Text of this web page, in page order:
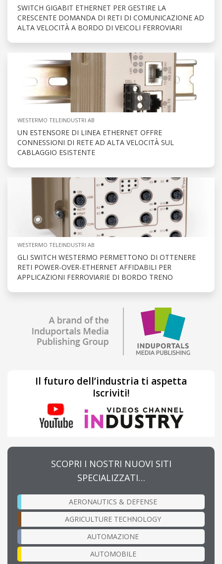
SWITCH GIGABIT ETHERNET PER GESTIRE LA
CRESCENTE DOMANDA DI RETI DI COMUNICAZIONE AD
ALTA VELOCITÀ A BORDO DI VEICOLI FERROVIARI
WESTERMO TELEINDUSTRI AB
UN ESTENSORE DI LINEA ETHERNET OFFRE
CONNESSIONI DI RETE AD ALTA VELOCITÀ SUL
CABLAGGIO ESISTENTE
WESTERMO TELEINDUSTRI AB
GLI SWITCH WESTERMO PERMETTONO DI OTTENERE
RETI POWER-OVER-ETHERNET AFFIDABILI PER
APPLICAZIONI FERROVIARIE DI BORDO TRENO
Il futuro dell’industria ti aspetta
Iscriviti!
SCOPRI I NOSTRI NUOVI SITI
SPECIALIZZATI…
AERONAUTICS & DEFENSE
AGRICULTURE TECHNOLOGY
AUTOMAZIONE
AUTOMOBILE